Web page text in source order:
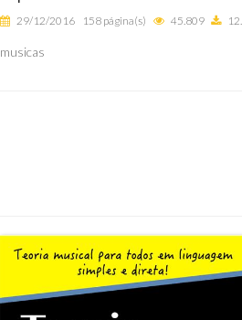
29/12/2016 158 página(s) 45.809
musicas